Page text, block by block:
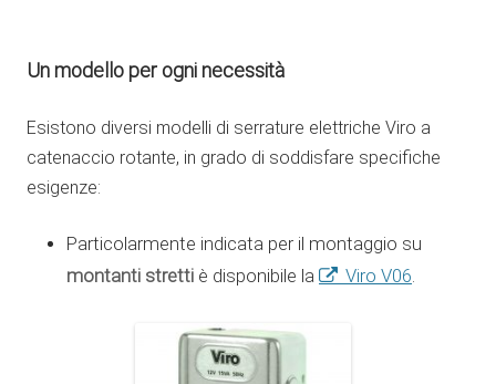
Un modello per ogni necessità
Esistono diversi modelli di serrature elettriche Viro a
catenaccio rotante, in grado di soddisfare specifiche
esigenze:
Particolarmente indicata per il montaggio su
montanti stretti è disponibile la Viro V06.